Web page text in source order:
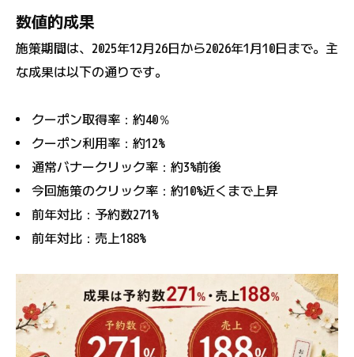
数値的成果
施策期間は、2025年12月26日から2026年1月10日まで。主
な成果は以下の通りです。
クーポン取得率：約40％
クーポン利用率：約12%
通常バナークリック率：約3%前後
今回施策のクリック率：約10%近くまで上昇
前年対比：予約数271%
前年対比：売上188%